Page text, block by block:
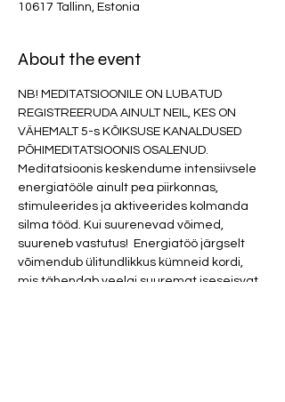
10617 Tallinn, Estonia
About the event
NB! MEDITATSIOONILE ON LUBATUD
REGISTREERUDA AINULT NEIL, KES ON
VÄHEMALT 5-s KÕIKSUSE KANALDUSED
PÕHIMEDITATSIOONIS OSALENUD.
Meditatsioonis keskendume intensiivsele
energiatööle ainult pea piirkonnas,
stimuleerides ja aktiveerides kolmanda
silma tööd. Kui suurenevad võimed,
suureneb vastutus!  Energiatöö järgselt
võimendub ülitundlikkus kümneid kordi,
mis tähendab veelgi suuremat iseseisvat